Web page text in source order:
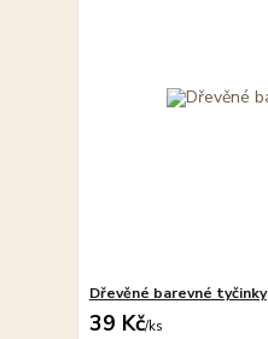
Dřevěné barevné tyčinky
39 Kč/ks